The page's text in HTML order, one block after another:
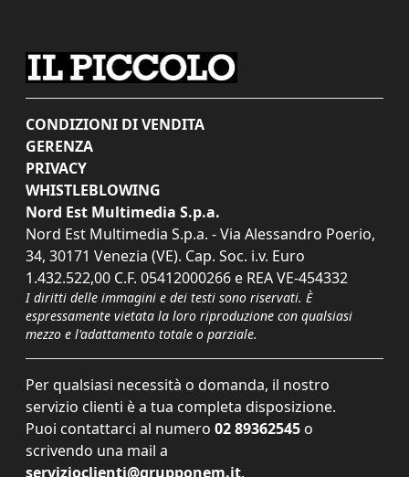
CONDIZIONI DI VENDITA
GERENZA
PRIVACY
WHISTLEBLOWING
Nord Est Multimedia S.p.a.
Nord Est Multimedia S.p.a. - Via Alessandro Poerio,
34, 30171 Venezia (VE). Cap. Soc. i.v. Euro
1.432.522,00 C.F. 05412000266 e REA VE-454332
I diritti delle immagini e dei testi sono riservati. È
espressamente vietata la loro riproduzione con qualsiasi
mezzo e l'adattamento totale o parziale.
Per qualsiasi necessità o domanda, il nostro
servizio clienti è a tua completa disposizione.
Puoi contattarci al numero 02 89362545 o
scrivendo una mail a
servizioclienti@grupponem.it.